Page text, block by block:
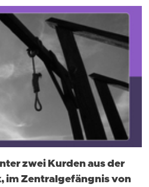
zwei Kurden aus der
im Zentralgefängnis von